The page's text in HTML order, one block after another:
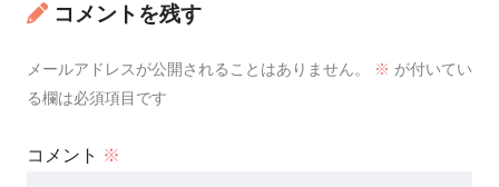
コメントを残す
メールアドレスが公開されることはありません。 ※ が付いてい
る欄は必須項目です
コメント ※